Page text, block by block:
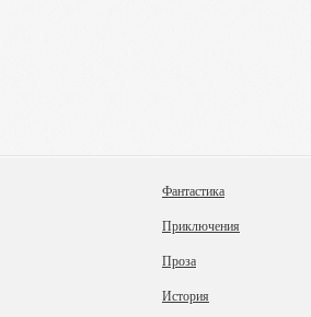
Фантастика
Приключения
Проза
История